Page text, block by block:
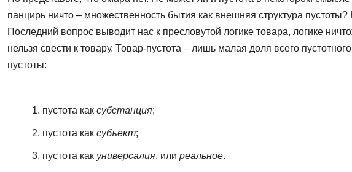
панцирь ничто – множественность бытия как внешняя структура
Последний вопрос выводит нас к пресловутой логике товара, логике
нельзя свести к товару. Товар-пустота – лишь малая доля всего
пустоты:
1. пустота как субстанция;
2. пустота как субъект;
3. пустота как универсалия, или реальное.